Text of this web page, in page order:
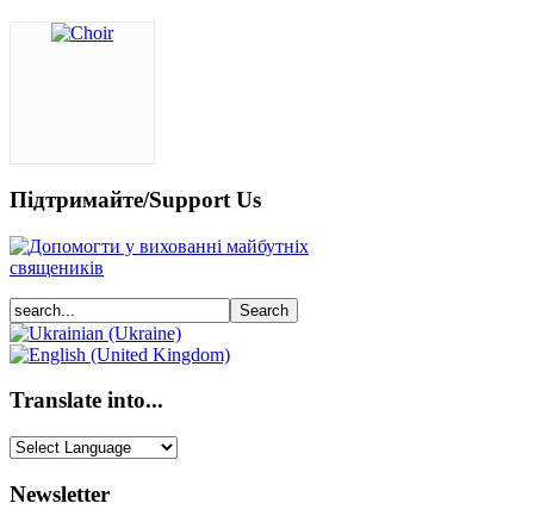
Підтримайте/Support Us
Translate into...
Newsletter